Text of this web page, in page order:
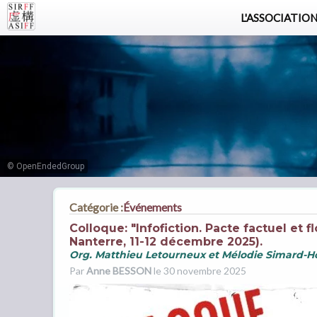
L'ASSOCIATION
© OpenEndedGroup
Catégorie :Événements
Colloque: "Infofiction. Pacte factuel et
Nanterre, 11-12 décembre 2025).
Org. Matthieu Letourneux et Mélodie Simard-
ParAnne BESSONle 30 novembre 2025